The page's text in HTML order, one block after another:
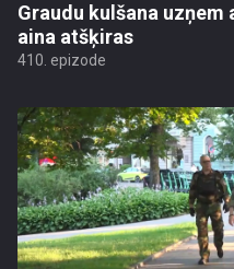
Graudu kulšana
aina atšķiras
410. epizode